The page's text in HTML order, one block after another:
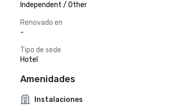
Independent / Other
Renovado en
-
Tipo de sede
Hotel
Amenidades
Instalaciones